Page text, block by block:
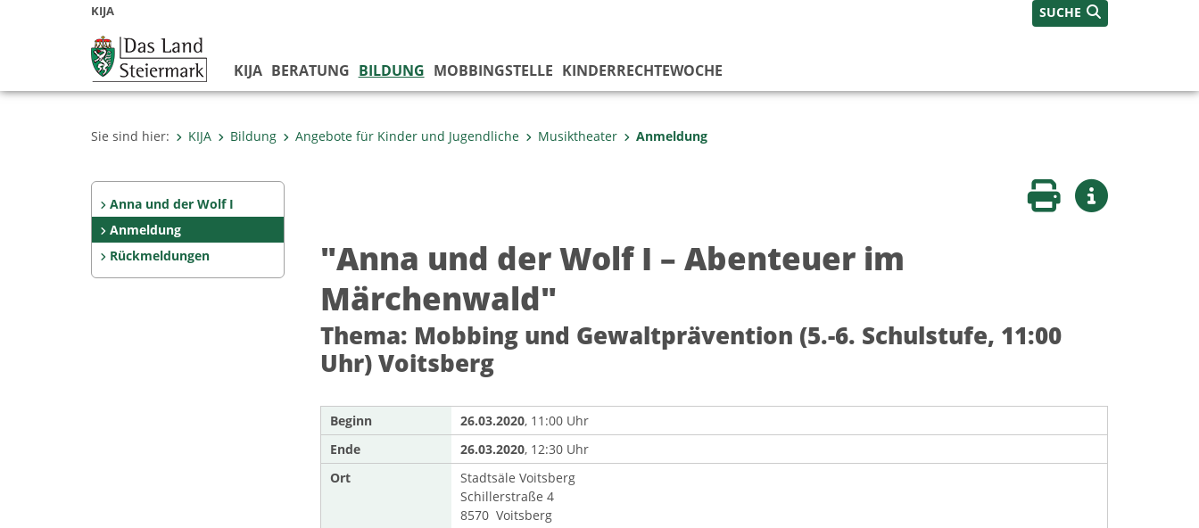
KIJA SUCHE
KIJA BERATUNG BILDUNG MOBBINGSTELLE KINDERRECHTEWOCHE
Sie sind hier: KIJA Bildung Angebote für Kinder und Jugendliche Musiktheater Anmeldung
Anna und der Wolf I
Anmeldung
Rückmeldungen
Seite druckenWeitere Infos
"Anna und der Wolf I – Abenteuer im
Märchenwald"
Thema: Mobbing und Gewaltprävention (5.-6. Schulstufe, 11:00
Uhr) Voitsberg
Beginn 26.03.2020, 11:00 Uhr
Ende
26.03.2020, 12:30 Uhr
Ort
Stadtsäle Voitsberg
Schillerstraße 4
8570 Voitsberg